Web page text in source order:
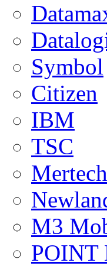
Symbol
Citizen
IBM
TSC
Mertech
M3
POINT